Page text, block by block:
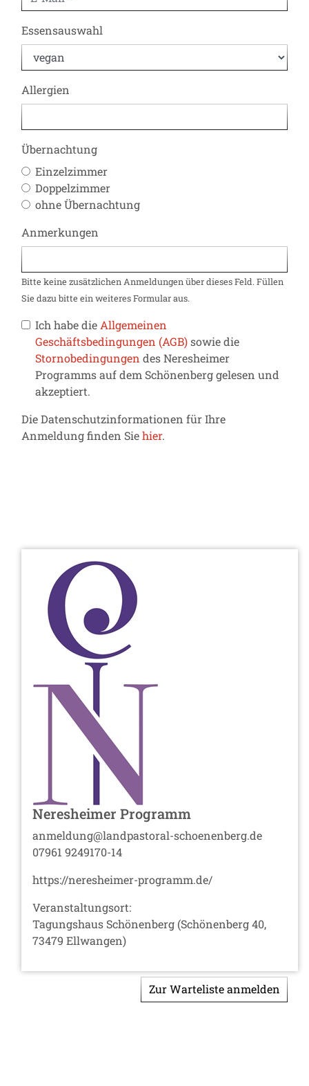
Essensauswahl
Allergien
Übernachtung
Einzelzimmer
Doppelzimmer
ohne Übernachtung
Anmerkungen
Bitte keine zusätzlichen Anmeldungen über dieses Feld. Füllen
Sie dazu bitte ein weiteres Formular aus.
Ich habe die Allgemeinen
Geschäftsbedingungen (AGB)sowie die
Stornobedingungen des Neresheimer
Programms auf dem Schönenberg gelesen und
akzeptiert.
Die Datenschutzinformationen für Ihre
Anmeldung finden Siehier.
Neresheimer Programm
anmeldung@landpastoral-schoenenberg.de
07961 9249170-14
https://neresheimer-programm.de/
Veranstaltungsort:
Tagungshaus Schönenberg (Schönenberg 40,
73479 Ellwangen)
Zur Warteliste anmelden